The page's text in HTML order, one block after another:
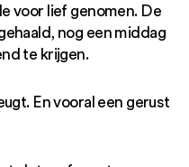
voor lief genomen. De
nog een middag
te krijgen.
En vooral een gerust